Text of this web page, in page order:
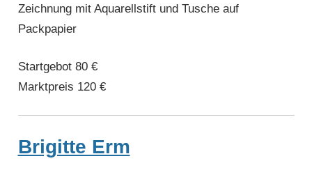
Zeichnung mit Aquarellstift und Tusche auf
Packpapier
Startgebot 80 €
Marktpreis 120 €
Brigitte Erm